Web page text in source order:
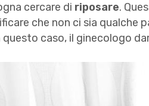
cercare di riposare.
che non ci sia qualche
caso, il ginecologo